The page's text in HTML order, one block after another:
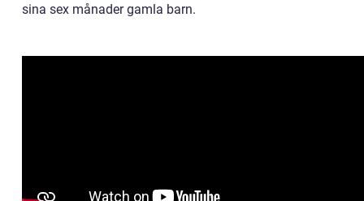
sina sex månader gamla barn.